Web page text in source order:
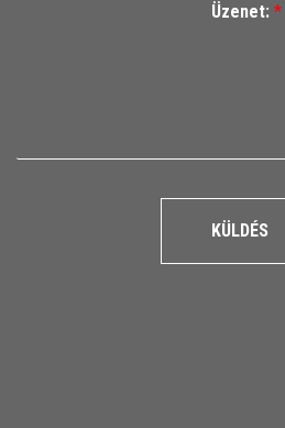
Üzenet: *
KÜLDÉS